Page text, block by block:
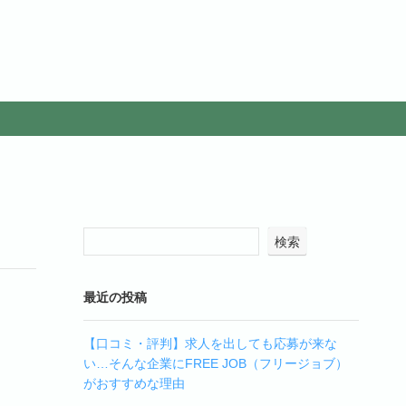
検索
最近の投稿
【口コミ・評判】求人を出しても応募が来な
い…そんな企業にFREE JOB（フリージョブ）
がおすすめな理由